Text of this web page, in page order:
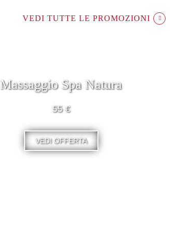
VEDI TUTTE LE PROMOZIONI
Massaggio Spa Natura
55 €
VEDI OFFERTA